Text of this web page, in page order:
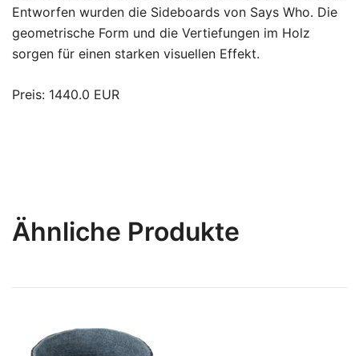
Entworfen wurden die Sideboards von Says Who. Die
geometrische Form und die Vertiefungen im Holz
sorgen für einen starken visuellen Effekt.
Preis: 1440.0 EUR
Ähnliche Produkte